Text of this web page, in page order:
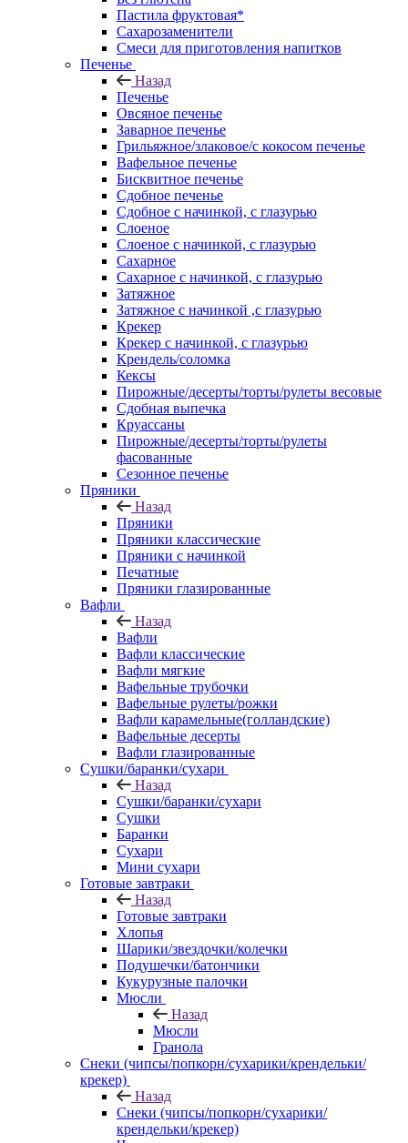
Пастила фруктовая*
Сахарозаменители
Смеси для приготовления напитков
Печенье
Назад
Печенье
Овсяное печенье
Заварное печенье
Грильяжное/злаковое/с кокосом печенье
Вафельное печенье
Бисквитное печенье
Сдобное печенье
Сдобное с начинкой, с глазурью
Слоеное
Слоеное с начинкой, с глазурью
Сахарное
Сахарное с начинкой, с глазурью
Затяжное
Затяжное с начинкой ,с глазурью
Крекер
Крекер с начинкой, с глазурью
Крендель/соломка
Кексы
Пирожные/десерты/торты/рулеты весовые
Сдобная выпечка
Круассаны
Пирожные/десерты/торты/рулеты
фасованные
Сезонное печенье
Пряники
Назад
Пряники
Пряники классические
Пряники с начинкой
Печатные
Пряники глазированные
Вафли
Назад
Вафли
Вафли классические
Вафли мягкие
Вафельные трубочки
Вафельные рулеты/рожки
Вафли карамельные(голландские)
Вафельные десерты
Вафли глазированные
Сушки/баранки/сухари
Назад
Сушки/баранки/сухари
Сушки
Баранки
Сухари
Мини сухари
Готовые завтраки
Назад
Готовые завтраки
Хлопья
Шарики/звездочки/колечки
Подушечки/батончики
Кукурузные палочки
Мюсли
Назад
Мюсли
Гранола
Снеки (чипсы/попкорн/сухарики/крендельки/
крекер)
Назад
Снеки (чипсы/попкорн/сухарики/
крендельки/крекер)